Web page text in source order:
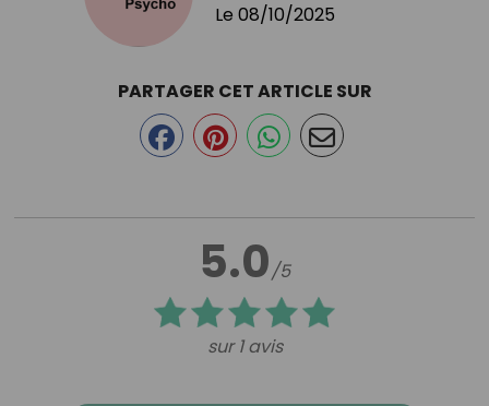
Le 08/10/2025
5.0/5
sur 1 avis
PARTAGER CET ARTICLE SUR